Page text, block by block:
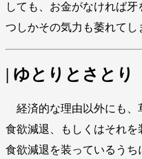
しても、お金がなければ
つしかその気力も萎れてし
| ゆとりとさとり
経済的な理由以外にも、
食欲減退、もしくはそれを
食欲減退を装っているうち